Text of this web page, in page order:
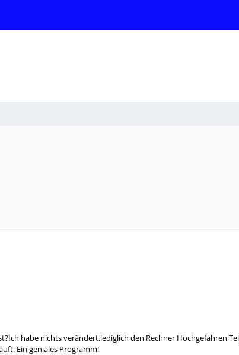
habe nichts verändert,lediglich den Rechner
Ein geniales Programm!